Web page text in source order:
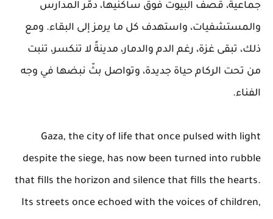
جماعية، قصف البيوت فوق ساكنيها، دمّر المدارس
والمستشفيات، واستهدف كل ما يرمز إلى البقاء. ومع
ذلك، تبقى غزة، رغم الدم والدمار، مدينةً لا تنكسر، تنبت
من تحت الركام حياة جديدة، وتواصل بثّ نبضها في وجه
الفناء.
Gaza, the city of life that once pulsed with light
despite the siege, has now been turned into rubble
that fills the horizon and silence that fills the hearts.
Its streets once echoed with the voices of children,